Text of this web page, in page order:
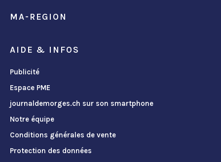
MA-REGION
AIDE & INFOS
Publicité
Espace PME
journaldemorges.ch sur son smartphone
Notre équipe
Conditions générales de vente
Protection des données